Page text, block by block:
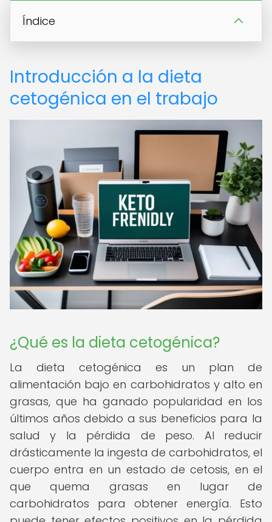
Índice
Introducción a la dieta
cetogénica en el trabajo
¿Qué es la dieta cetogénica?
La dieta cetogénica es un plan de
alimentación bajo en carbohidratos y alto en
grasas, que ha ganado popularidad en los
últimos años debido a sus beneficios para la
salud y la pérdida de peso. Al reducir
drásticamente la ingesta de carbohidratos, el
cuerpo entra en un estado de cetosis, en el
que quema grasas en lugar de
carbohidratos para obtener energía. Esto